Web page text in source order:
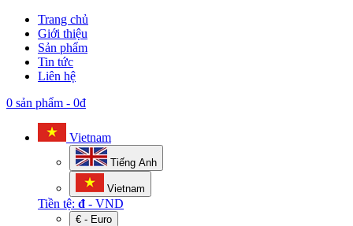
Trang chủ
Giới thiệu
Sản phẩm
Tin tức
Liên hệ
0 sản phẩm - 0đ
Vietnam
Tiếng Anh
Vietnam
Tiền tệ: đ - VND
€ - Euro